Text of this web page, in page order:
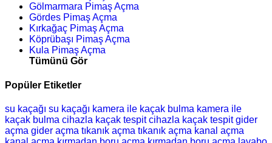
Gölmarmara Pimaş Açma
Gördes Pimaş Açma
Kırkağaç Pimaş Açma
Köprübaşı Pimaş Açma
Kula Pimaş Açma
Tümünü Gör
Popüler Etiketler
su kaçağı su kaçağı kamera ile kaçak bulma kamera ile
kaçak bulma cihazla kaçak tespit cihazla kaçak tespit gider
açma gider açma tıkanık açma tıkanık açma kanal açma